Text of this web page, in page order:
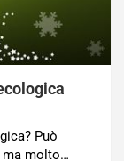
Può
ma molto…